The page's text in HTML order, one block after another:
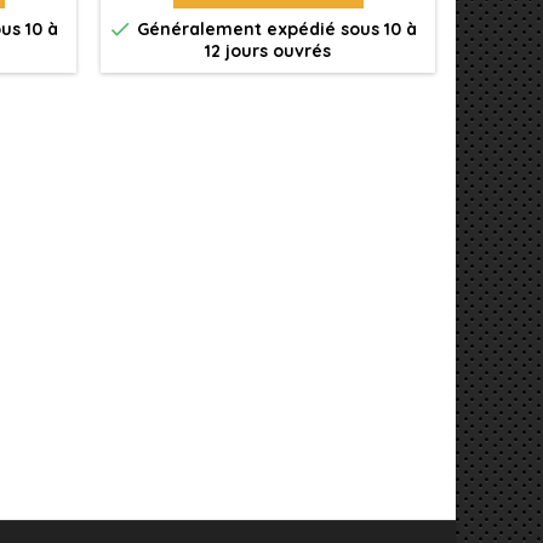
10 à
 Généralement expédié sous 10 à
12 jours ouvrés
